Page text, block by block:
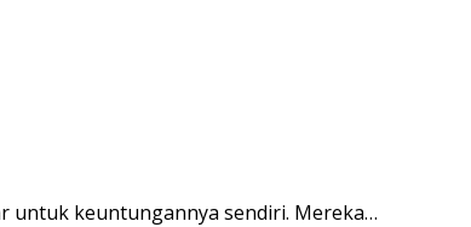
untuk keuntungannya sendiri. Mereka…